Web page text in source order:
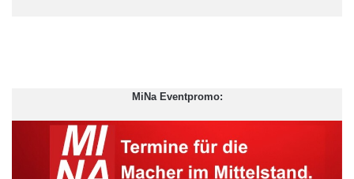
man sich nicht eine Abfuhr einhandeln. Zu lange sollte man
allerdings auch nicht warten, denn meist gibt es per Chat nur
begrenzten Gesprächsstoff. Als Vorschlag für ein Treffen
MiNa Eventpromo: